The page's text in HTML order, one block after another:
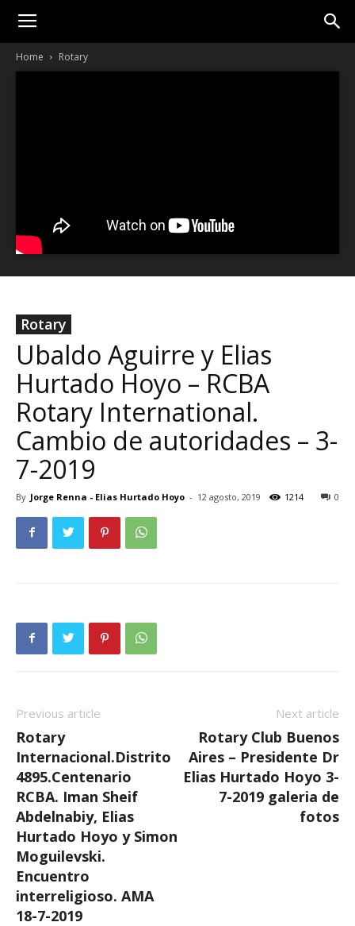
Home Rotary
Rotary
Ubaldo Aguirre y Elias
Hurtado Hoyo – RCBA
Rotary International.
Cambio de autoridades – 3-
7-2019
By Jorge Renna - Elias Hurtado Hoyo - 12 agosto, 2019 0
1214
Previous article
Rotary
Internacional.Distrito
4895.Centenario
RCBA. Iman Sheif
Abdelnabiy, Elias
Hurtado Hoyo y Simon
Moguilevski.
Encuentro
interreligioso. AMA
18-7-2019
Next article
Rotary Club Buenos
Aires – Presidente Dr
Elias Hurtado Hoyo 3-
7-2019 galeria de
fotos